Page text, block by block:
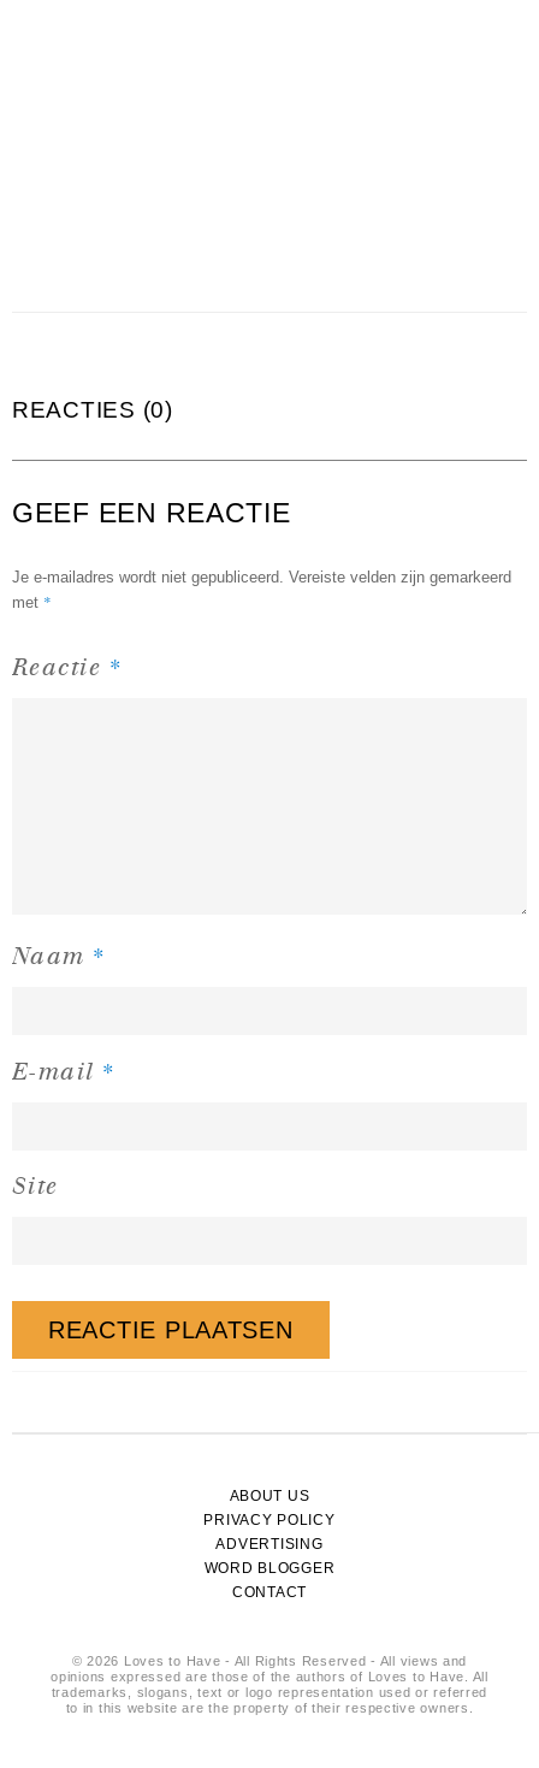
REACTIES (0)
GEEF EEN REACTIE
Je e-mailadres wordt niet gepubliceerd. Vereiste velden zijn gemarkeerd
met *
Reactie *
Naam *
E-mail *
Site
ABOUT US
PRIVACY POLICY
ADVERTISING
WORD BLOGGER
CONTACT
© 2026 Loves to Have - All Rights Reserved - All views and
opinions expressed are those of the authors of Loves to Have. All
trademarks, slogans, text or logo representation used or referred
to in this website are the property of their respective owners.